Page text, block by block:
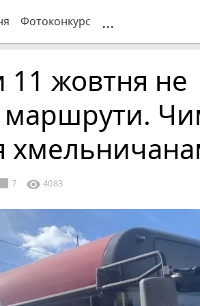
Фотоконкурс ...
11 жовтня не
маршрути.
7 visibility 4083